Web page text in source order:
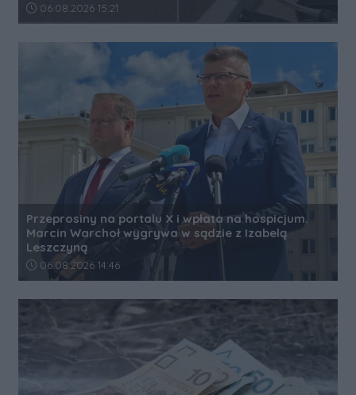
Data dodania artykułu:
06.08.2026 15:21
Przeprosiny na portalu X i wpłata na hospicjum.
Marcin Warchoł wygrywa w sądzie z Izabelą
Leszczyną
Data dodania artykułu:
06.08.2026 14:46